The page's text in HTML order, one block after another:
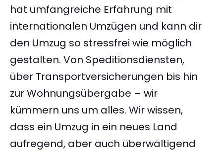
hat umfangreiche Erfahrung mit
internationalen Umzügen und kann dir
den Umzug so stressfrei wie möglich
gestalten. Von Speditionsdiensten,
über Transportversicherungen bis hin
zur Wohnungsübergabe – wir
kümmern uns um alles. Wir wissen,
dass ein Umzug in ein neues Land
aufregend, aber auch überwältigend